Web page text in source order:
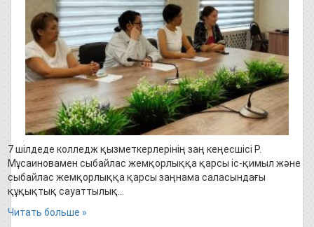
7 шілдеде колледж қызметкерлерінің заң кеңесшісі Р.
Мұсаиновамен сыбайлас жемқорлыққа қарсы іс-қимыл және
сыбайлас жемқорлыққа қарсы заңнама саласындағы
құқықтық сауаттылық…
Читать больше »